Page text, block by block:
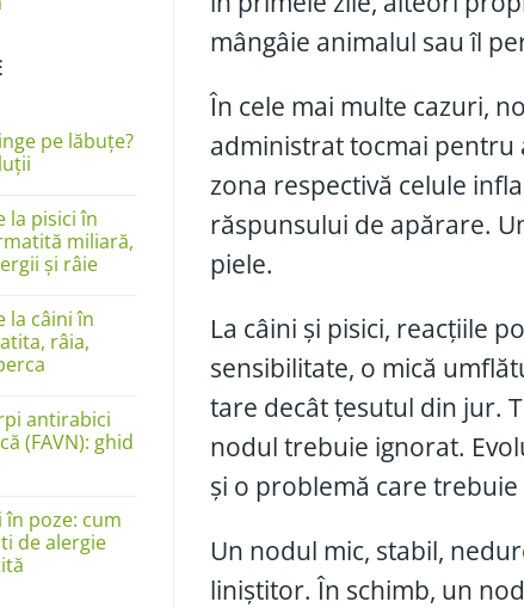
pe lăbuțe?
la pisici în
miliară,
și râie
la câini în
râia,
antirabici
(FAVN): ghid
în poze: cum
de alergie
mângâie animalul sau îl
În cele mai multe cazuri,
administrat tocmai pentru
zona respectivă celule
răspunsului de apărare.
piele.
La câini și pisici, reacțiile
sensibilitate, o mică
tare decât țesutul din jur.
nodul trebuie ignorat.
și o problemă care trebuie
Un nodul mic, stabil,
liniștitor. În schimb, un